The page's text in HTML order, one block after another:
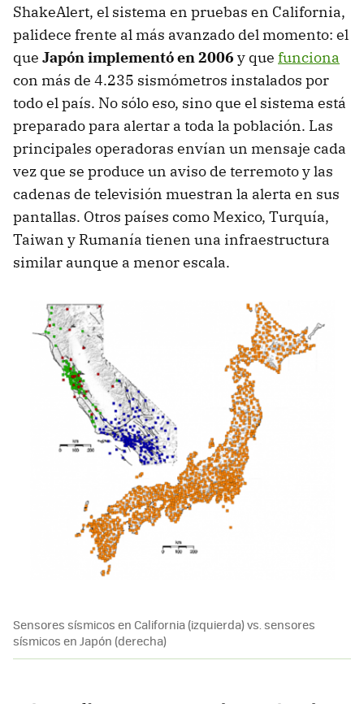
ShakeAlert, el sistema en pruebas en California,
palidece frente al más avanzado del momento: el
que Japón implementó en 2006 y que funciona
con más de 4.235 sismómetros instalados por
todo el país. No sólo eso, sino que el sistema está
preparado para alertar a toda la población. Las
principales operadoras envían un mensaje cada
vez que se produce un aviso de terremoto y las
cadenas de televisión muestran la alerta en sus
pantallas. Otros países como Mexico, Turquía,
Taiwan y Rumanía tienen una infraestructura
similar aunque a menor escala.
Sensores sísmicos en California (izquierda) vs. sensores
sísmicos en Japón (derecha)